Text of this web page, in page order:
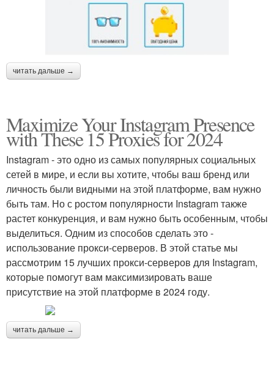
читать дальше →
Maximize Your Instagram Presence
with These 15 Proxies for 2024
Instagram - это одно из самых популярных социальных
сетей в мире, и если вы хотите, чтобы ваш бренд или
личность были видными на этой платформе, вам нужно
быть там. Но с ростом популярности Instagram также
растет конкуренция, и вам нужно быть особенным, чтобы
выделиться. Одним из способов сделать это -
использование прокси-серверов. В этой статье мы
рассмотрим 15 лучших прокси-серверов для Instagram,
которые помогут вам максимизировать ваше
присутствие на этой платформе в 2024 году.
читать дальше →